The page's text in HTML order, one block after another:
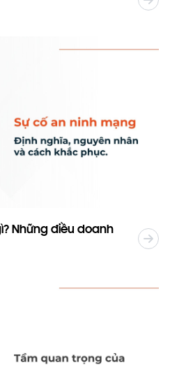
Những điều doanh